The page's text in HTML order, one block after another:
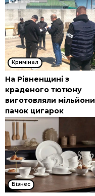
Кримінал
На Рівненщині з
краденого тютюну
виготовляли мільйони
пачок цигарок
Бізнес